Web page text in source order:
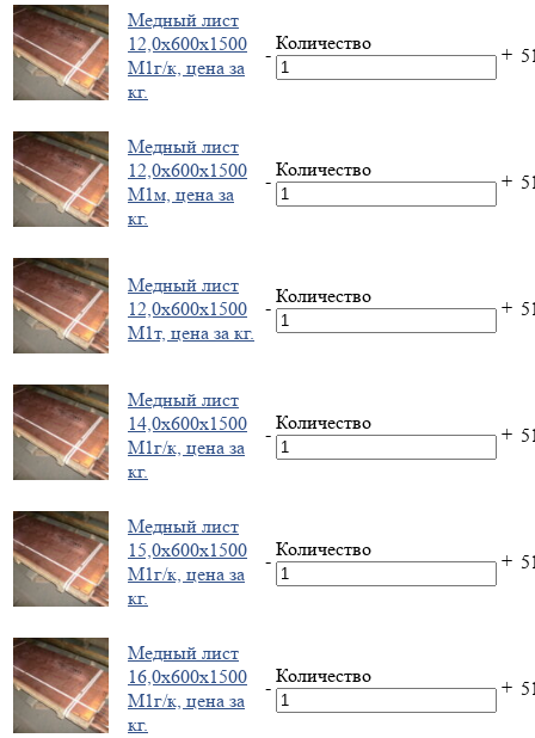
Медный лист
12,0х600х1500
М1г/к, цена за
кг.
-
Количество
+
Медный лист
12,0х600х1500
М1м, цена за
кг.
-
Количество
+
Медный лист
12,0х600х1500
М1т, цена за кг.
-
Количество
+
Медный лист
14,0х600х1500
М1г/к, цена за
кг.
-
Количество
+
Медный лист
15,0х600х1500
М1г/к, цена за
кг.
-
Количество
+
Медный лист
16,0х600х1500
М1г/к, цена за
кг.
-
Количество
+